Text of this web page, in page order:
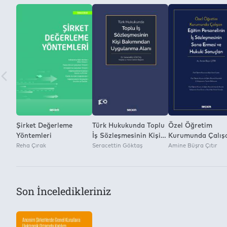
Seçkin Yayıncılık
Toplam Kullanılabilecek Cihaz Adedi:
Kitap Dosyasını Farklı Kaydetme ve Dijital Ortamda
Şirket Değerleme
Yöntemleri
Reha Çırak
Türk Hukukunda Toplu
İş Sözleşmesinin Kişi
Bakımından
Seracettin Göktaş
Özel Öğretim
Kurumunda
Eğitim
Amine Büşra Çıtır
Son İnceledikleriniz